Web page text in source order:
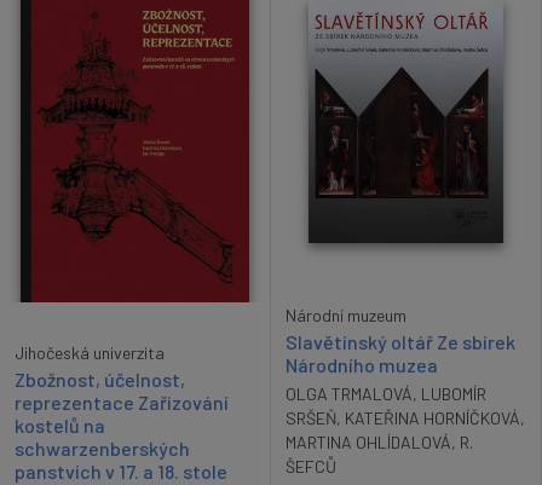
Jihočeská univerzita
Zbožnost, účelnost,
reprezentace Zařizování
kostelů na
schwarzenberských
panstvích v 17. a 18. stole
Národní muzeum
Slavětínský oltář Ze sbírek
Národního muzea
OLGA TRMALOVÁ, LUBOMÍR
SRŠEŇ, KATEŘINA HORNÍČKOVÁ,
MARTINA OHLÍDALOVÁ, R.
ŠEFCŮ